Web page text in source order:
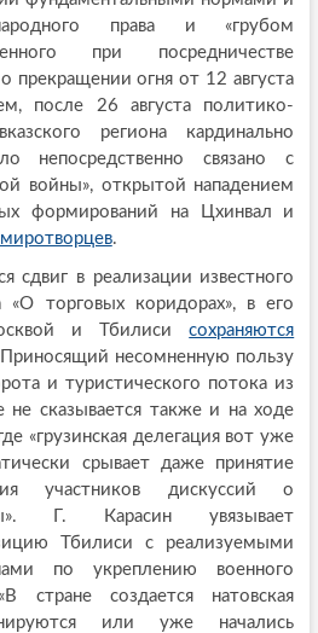
права и «грубом
при посредничестве
прекращении огня от 12 августа
после 26 августа политико-
региона кардинально
непосредственно связано с
войны», открытой нападением
формирований на Цхинвал и
.
сдвиг в реализации известного
«О торговых коридорах», в его
и Тбилисисохраняются
Приносящий несомненную пользу
и туристического потока из
сказывается также и на ходе
«грузинская делегация вот уже
срывает даже принятие
участников дискуссий о
Г. Карасин увязывает
Тбилиси с реализуемыми
по укреплению военного
стране создается натовская
или уже начались